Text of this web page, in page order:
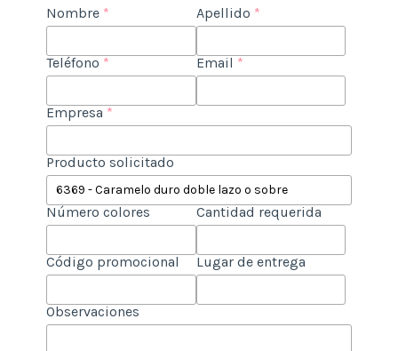
Nombre * Apellido *
Teléfono * Email *
Empresa *
Producto solicitado
Número colores Cantidad requerida
Código promocional Lugar de entrega
Observaciones